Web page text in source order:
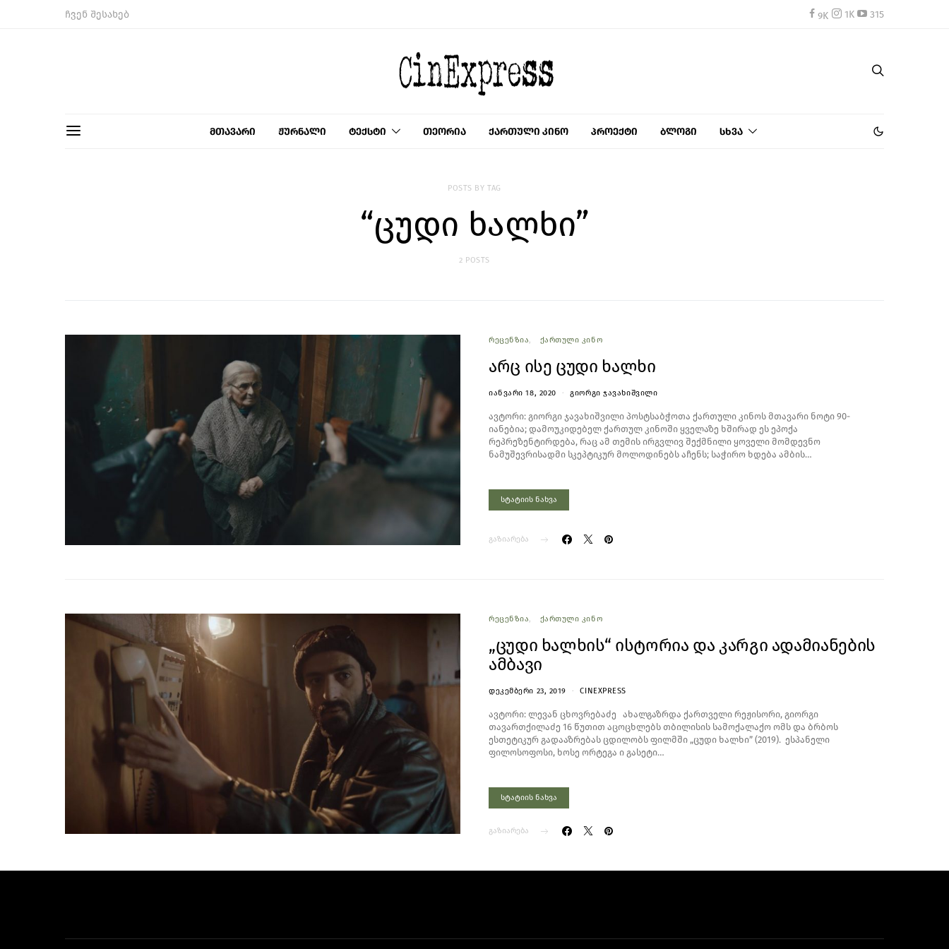
ჩვენ შესახებ 1K 315
მთავარი ჟურნალი ტექსტი თეორია ქართული კინო პროექტი ბლოგი სხვა
POSTS BY TAG
“ცუდი ხალხი”
2 POSTS
ᲠᲔᲪᲔᲜᲖᲘᲐ ᲥᲐᲠᲗᲣᲚᲘ ᲙᲘᲜᲝ
არც ისე ცუდი ხალხი
ᲘᲐᲜᲕᲐᲠᲘ 18, 2020 ᲒᲘᲝᲠᲒᲘ ᲯᲐᲕᲐᲮᲘᲨᲕᲘᲚᲘ
ავტორი: გიორგი ჯავახიშვილი პოსტსაბჭოთა ქართული კინოს მთავარი ნოტი 90-
იანებია; დამოუკიდებელ ქართულ კინოში ყველაზე ხშირად ეს ეპოქა
რეპრეზენტირდება, რაც ამ თემის ირგვლივ შექმნილი ყოველი მომდევნო
ნამუშევრისადმი სკეპტიკურ მოლოდინებს აჩენს; საჭირო ხდება ამბის…
სტატიის ნახვა
გაზიარება
ᲠᲔᲪᲔᲜᲖᲘᲐ ᲥᲐᲠᲗᲣᲚᲘ ᲙᲘᲜᲝ
„ცუდი ხალხის“ ისტორია და კარგი ადამიანების
ამბავი
ᲓᲔᲙᲔᲛᲑᲔᲠᲘ 23, 2019 CINEXPRESS
ავტორი: ლევან ცხოვრებაძე ახალგაზრდა ქართველი რეჟისორი, გიორგი
თავართქილაძე 16 წუთით აცოცხლებს თბილისის სამოქალაქო ომს და ბრბოს
ესთეტიკურ გადააზრებას ცდილობს ფილმში „ცუდი ხალხი” (2019). ესპანელი
ფილოსოფოსი, ხოსე ორტეგა ი გასეტი…
სტატიის ნახვა
გაზიარება